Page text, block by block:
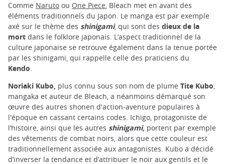
Comme Naruto ou One Piece, Bleach met en avant des
éléments traditionnels du Japon. Le manga est par exemple
axé sur le thème des shinigami, qui sont des dieux de la
mort dans le folklore japonais. L’aspect traditionnel de la
culture japonaise se retrouve également dans la tenue portée
par les shinigami, qui rappelle celle des praticiens du
Kendo.
Noriaki Kubo, plus connu sous son nom de plume Tite Kubo,
mangaka et auteur de Bleach, a néanmoins démarqué son
œuvre des autres shonen d'action-aventure populaires à
l'époque en cassant certains codes. Ichigo, protagoniste de
l’histoire, ainsi que les autres shinigami, portent par exemple
des vêtements de combat noirs, alors que cette couleur est
traditionnellement associée aux antagonistes. Kubo a décidé
d’inverser la tendance et d’attribuer le noir aux gentils et le